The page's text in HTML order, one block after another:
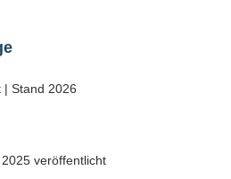
| Stand 2026
veröffentlicht